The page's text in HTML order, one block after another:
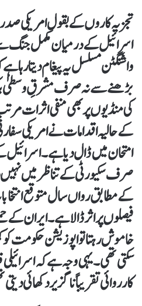
تجزیہ کاروں کے بقول امریکی
اسرائیل کے درمیان مکمل جنگ
واشنگٹن مسلسل یہ پیغام دیتا رہا
بڑھنے سے نہ صرف مشرقِ وسطیٰ
کی منڈیوں پر بھی منفی اثرات
کے حالیہ اقدامات نے امریکی
امتحان میں ڈال دیا ہے۔اسرائیل
صرف سکیورٹی کے تناظر میں نہیں
کے مطابق رواں سال متوقع
فیصلوں پر اثر ڈالا ہے۔ ایران کے
خاموش رہتا تو اپوزیشن حکومت کو
سکتی تھی۔ یہی وجہ ہے کہ
کارروائی تقریباً ناگزیر دکھائی